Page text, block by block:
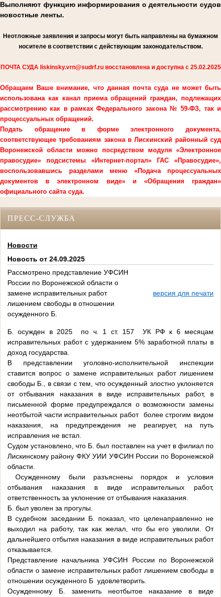
Выполняют функцию информирования о деятельности судов
новостные ленты.
Неотложные заявления и запросы могут быть направлены на бумажном
носителе в соответствии с действующим законодательством.
ПОЧТА СУДА liskinsky.vrn@sudrf.ru восстановлена и доступна с 25.02.2025
Обращаем Ваше внимание, что данная почта суда не может быть
использована как канал приема обращений граждан, подлежащих
рассмотрению как в рамках Федерального закона № 59-ФЗ, так и
процессуальных обращений.
Подать обращение в форме электронного документа,
соответствующее требованиям закона в Лискинский районный суд
Воронежской области можно посредством модуля «Электронное
правосудие» подсистемы «Интернет-портал» ГАС «Правосудие»,
воспользовавшись разделами меню «Подача процессуальных
документов в электронном виде» и «Обращения граждан»
официального сайта суда.
ПРЕСС-СЛУЖБА
Новости
Новость от 24.09.2025
Рассмотрено представление УФСИН
России по Воронежской области о
замене исправительных работ
лишением свободы в отношении
осужденного Б.
версия для печати
Б. осужден в 2025 по ч. 1 ст. 157 УК РФ к 6 месяцам
исправительных работ с удержанием 5% заработной платы в
доход государства.
В представлении уголовно-исполнительной инспекции
ставится вопрос о замене исправительных работ лишением
свободы Б., в связи с тем, что осужденный злостно уклоняется
от отбывания наказания в виде исправительных работ, в
письменной форме предупреждался о возможности замены
неотбытой части исправительных работ более строгим видом
наказания, на предупреждения не реагирует, на путь
исправления не встал.
Судом установлено, что Б. был поставлен на учет в филиал по
Лискинскому району ФКУ УИИ УФСИН России по Воронежской
области.
Осужденному были разъяснены порядок и условия
отбывания наказания в виде исправительных работ,
ответственность за уклонение от отбывания наказания.
Б. был уволен за прогулы.
В судебном заседании Б. показал, что целенаправленно не
выходил на работу, так как желал, что бы его уволили. От
дальнейшего отбытия наказания в виде исправительных работ
отказывается.
Представление начальника УФСИН России по Воронежской
области о замене исправительных работ лишением свободы в
отношении осужденного Б удовлетворить.
Осужденному Б. заменить неотбытое наказание в виде